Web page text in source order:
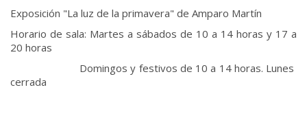
Exposición "La luz de la primavera" de Amparo Martín
Horario de sala: Martes a sábados de 10 a 14 horas y 17 a
20 horas
Domingos y festivos de 10 a 14 horas. Lunes
cerrada